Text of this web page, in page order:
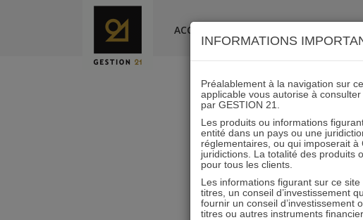
ACCUEIL
Scénarios
INFORMATIONS
Préalablement à la navigation sur
applicable vous autorise à
par GESTION 21.
Les produits ou informations
entité dans un pays ou une
réglementaires, ou qui imposerait
juridictions. La totalité des produits
pour tous les clients.
Les informations figurant sur ce
titres, un conseil d’investissement
fournir un conseil d’investissement
titres ou autres instruments